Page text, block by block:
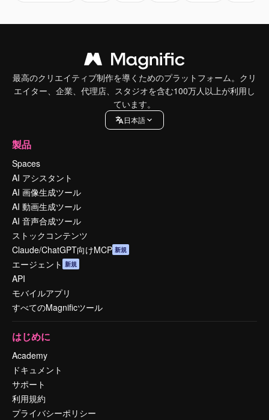
最高のクリエイティブ制作を導くためのプラットフォーム。クリ
エイター、企業、代理店、スタジオを含む100万人以上が利用し
ています。
日本語
製品
Spaces
AI アシスタント
AI 画像生成ツール
AI 動画生成ツール
AI 音声合成ツール
ストックコンテンツ
Claude/ChatGPT向けMCP 新規
エージェント 新規
API
モバイルアプリ
すべてのMagnificツール
はじめに
Academy
ドキュメント
サポート
利用規約
プライバシーポリシー